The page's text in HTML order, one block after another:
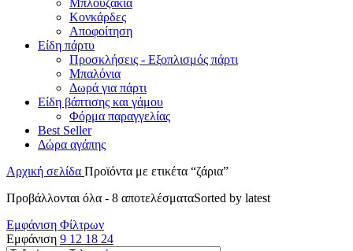
Μπλουζάκια
Κονκάρδες
Αποφοίτηση
Είδη πάρτυ
Προσκλήσεις - Εξοπλισμός πάρτι
Μπαλόνια
Δωρά για πάρτι
Είδη βάπτισης και γάμου
Φόρμα παραγγελίας
Best Seller
Δώρα αγάπης
Αρχική σελίδα Προϊόντα με ετικέτα “ζάρια”
Προβάλλονται όλα - 8 αποτελέσματαSorted by latest
Εμφάνιση Φίλτρων
Εμφάνιση 9 12 18 24